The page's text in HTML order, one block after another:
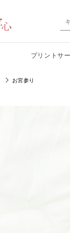
プリントサ
お宮参り